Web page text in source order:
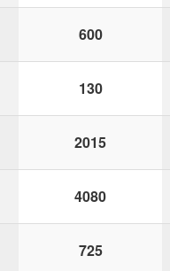
600
130
2015
4080
725